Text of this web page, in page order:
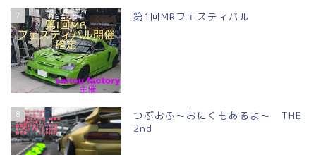
7 第1回MRフェスティバル
8
つぶおふ～おにくもあるよ～ THE
2nd